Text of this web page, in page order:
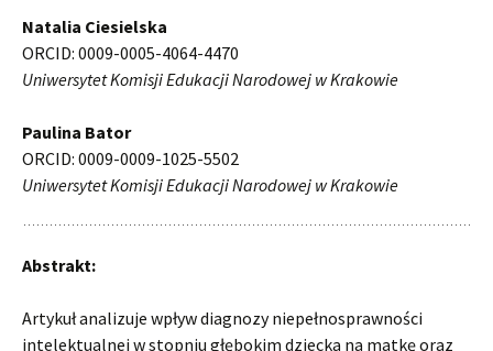
Natalia Ciesielska
ORCID: 0009-0005-4064-4470
Uniwersytet Komisji Edukacji Narodowej w Krakowie
Paulina Bator
ORCID: 0009-0009-1025-5502
Uniwersytet Komisji Edukacji Narodowej w Krakowie
Abstrakt:
Artykuł analizuje wpływ diagnozy niepełnosprawności
intelektualnej w stopniu głębokim dziecka na matkę oraz